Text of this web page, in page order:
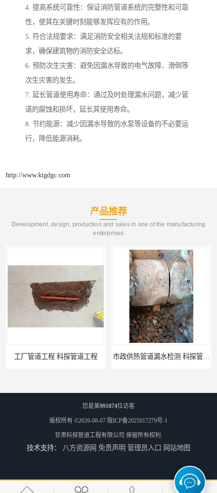
4. 提高系统可靠性：保证消防管道系统的完整性和可靠
性，使其在关键时刻能够发挥应有的作用。
5. 符合法规要求：满足消防安全相关法规和标准的要
求，确保建筑物的消防安全达标。
6. 预防次生灾害：避免因漏水导致的电气故障、滑倒等
次生灾害的发生。
7. 延长管道使用寿命：通过及时处理漏水问题，减少管
道的腐蚀和损坏，延长其使用寿命。
8. 节约能源：减少因漏水导致的水泵等设备的不必要运
行，降低能源消耗。
http://www.ktgdgc.com
产品推荐
Development, design, production and sales in one of the manufacturing
enterprises
消防管道漏水公司 科探管道工程
公司查漏水电话 科探管道工程 单位消防管道漏水检测电话 科探管道工程
您是第991874位访客
版权所有 ©2026-08-07 陇ICP备2025017279号-1
甘肃科探管道工程有限公司 保留所有权利.
技术支持： 八方资源网 免责声明 管理员入口 网站地图